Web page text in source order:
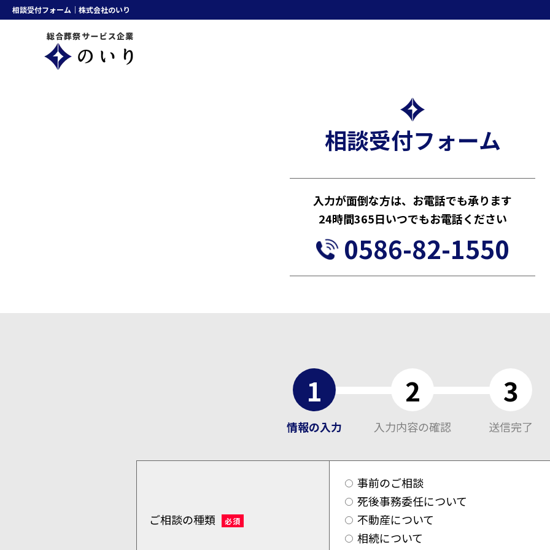
相談受付フォーム｜株式会社のいり
相談受付フォーム
入力が面倒な方は、お電話でも承ります
24時間365日いつでもお電話ください
0586-82-1550
1
情報の入力
2
入力内容の確認
3
送信完了
ご相談の種類 必須
事前のご相談
死後事務委任について
不動産について
相続について